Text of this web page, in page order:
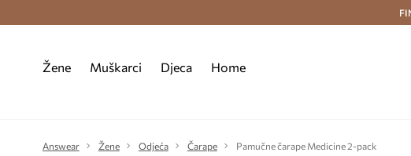
Besplatna dostava i
Žene Muškarci Djeca Home
Answear Žene Odjeća Čarape Pamučne čarape Medicine 2-pack